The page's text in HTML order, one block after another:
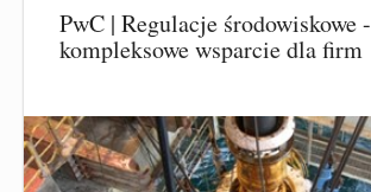
PwC | Regulacje środowiskowe -
kompleksowe wsparcie dla firm